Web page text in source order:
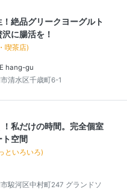
絶品グリークヨーグルト
に腸活を！
喫茶店)
hang-gu
清水区千歳町6-1
！私だけの時間。完全個室
ト空間
といろいろ)
駿河区中村町247 グランドソ